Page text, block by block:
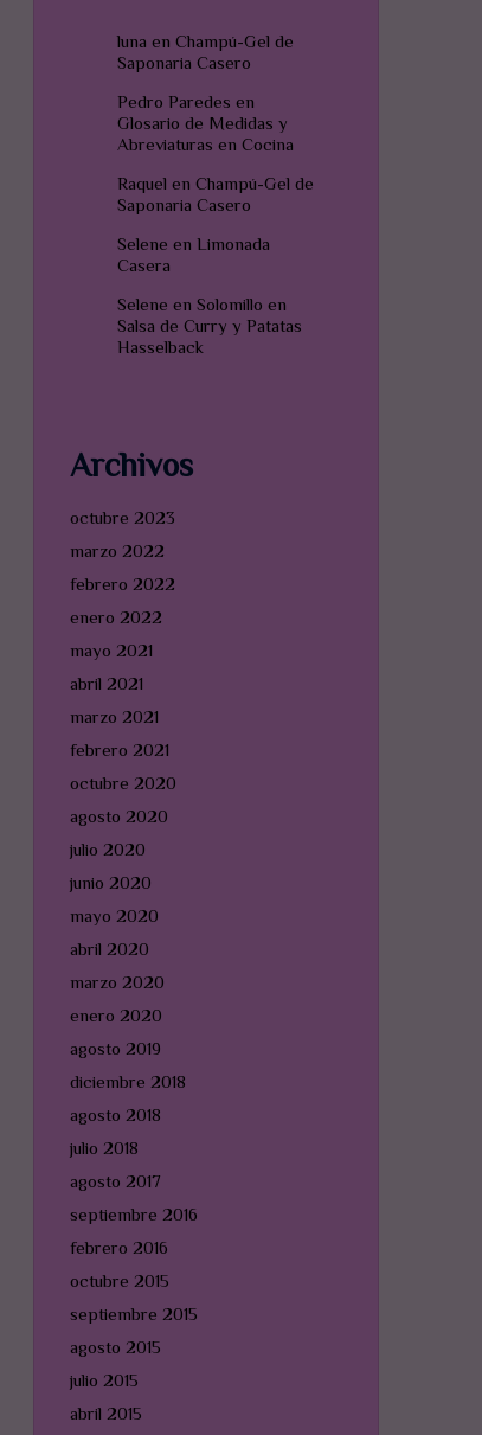
luna en Champú-Gel de
Saponaria Casero
Pedro Paredes en
Glosario de Medidas y
Abreviaturas en Cocina
Raquel en Champú-Gel de
Saponaria Casero
Selene en Limonada
Casera
Selene en Solomillo en
Salsa de Curry y Patatas
Hasselback
Archivos
octubre 2023
marzo 2022
febrero 2022
enero 2022
mayo 2021
abril 2021
marzo 2021
febrero 2021
octubre 2020
agosto 2020
julio 2020
junio 2020
mayo 2020
abril 2020
marzo 2020
enero 2020
agosto 2019
diciembre 2018
agosto 2018
julio 2018
agosto 2017
septiembre 2016
febrero 2016
octubre 2015
septiembre 2015
agosto 2015
julio 2015
abril 2015